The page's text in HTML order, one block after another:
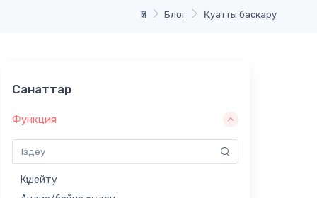
Үй Блог Қуатты басқару
Санаттар
Функция
Күшейту